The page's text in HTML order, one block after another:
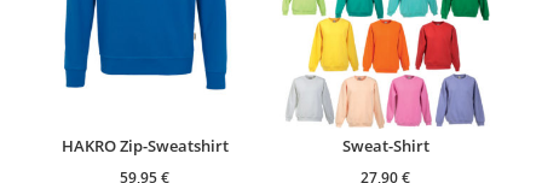
HAKRO Zip-Sweatshirt
59,95€
Sweat-Shirt
27,90€